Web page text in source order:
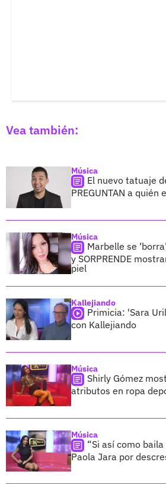
Vea también:
Música
El nuevo tatuaje
PREGUNTAN a quién
Música
Marbelle se
y SORPRENDE
piel
Kallejiando
Primicia: 'Sara
con Kallejiando
Música
Shirly Gómez
atributos en ropa
Música
“Si así como
Paola Jara por